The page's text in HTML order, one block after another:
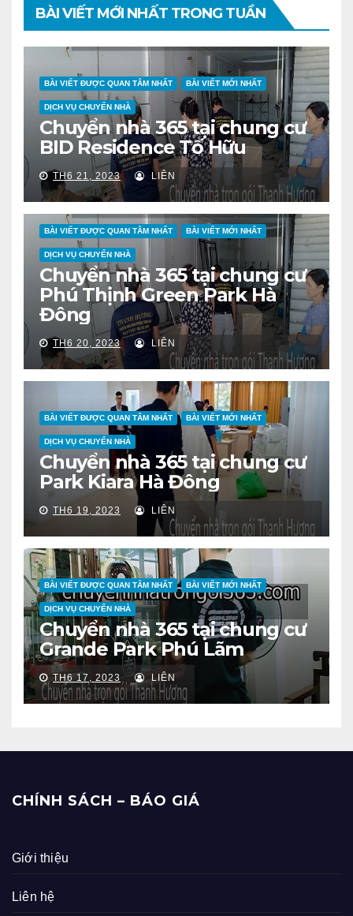
BÀI VIẾT MỚI NHẤT TRONG TUẦN
BÀI VIẾT ĐƯỢC QUAN TÂM NHẤT BÀI VIẾT MỚI NHẤT
DỊCH VỤ CHUYỂN NHÀ
Chuyển nhà 365 tại chung cư
BID Residence Tố Hữu
TH6 21, 2023 LIÊN
BÀI VIẾT ĐƯỢC QUAN TÂM NHẤT BÀI VIẾT MỚI NHẤT
DỊCH VỤ CHUYỂN NHÀ
Chuyển nhà 365 tại chung cư
Phú Thịnh Green Park Hà
Đông
TH6 20, 2023 LIÊN
BÀI VIẾT ĐƯỢC QUAN TÂM NHẤT BÀI VIẾT MỚI NHẤT
DỊCH VỤ CHUYỂN NHÀ
Chuyển nhà 365 tại chung cư
Park Kiara Hà Đông
TH6 19, 2023 LIÊN
BÀI VIẾT ĐƯỢC QUAN TÂM NHẤT BÀI VIẾT MỚI NHẤT
DỊCH VỤ CHUYỂN NHÀ
Chuyển nhà 365 tại chung cư
Grande Park Phú Lãm
TH6 17, 2023 LIÊN
CHÍNH SÁCH – BÁO GIÁ
Giới thiệu
Liên hệ